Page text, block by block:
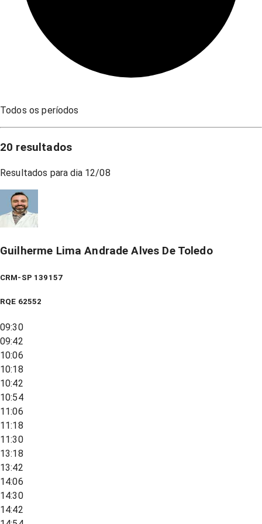
Todos os períodos
20 resultados
Resultados para dia 12/08
Guilherme Lima Andrade Alves De Toledo
CRM-SP 139157
RQE 62552
09:30
09:42
10:06
10:18
10:42
10:54
11:06
11:18
11:30
13:18
13:42
14:06
14:30
14:42